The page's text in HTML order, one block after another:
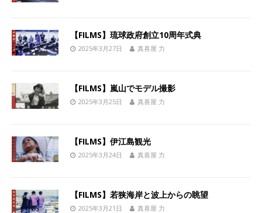
【FILMS】琉球政府創立10周年式典
2025年3月27日 真喜屋 力
【FILMS】嵐山でモデル撮影
2025年3月25日 真喜屋 力
【FILMS】伊江島観光
2025年3月24日 真喜屋 力
【FILMS】若狭海岸と波上からの眺望
2025年3月21日 真喜屋 力